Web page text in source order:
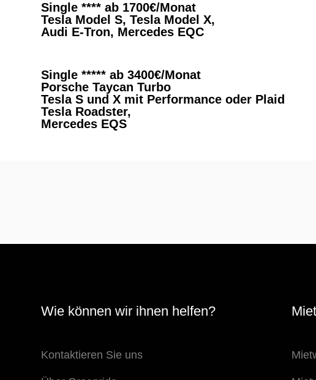
Single **** ab 1700€/Monat
Tesla Model S, Tesla Model X,
Audi E-Tron, Mercedes EQC
Single ***** ab 3400€/Monat
Porsche Taycan Turbo
Tesla S und X mit Performance oder Plaid
Tesla Roadster,
Mercedes EQS
Wie können wir ihnen helfen?
Kontaktieren Sie uns